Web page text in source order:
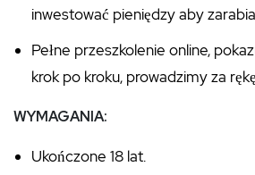
inwestować pieniędzy aby
Pełne przeszkolenie online,
krok po kroku, prowadzimy za
WYMAGANIA:
Ukończone 18 lat.